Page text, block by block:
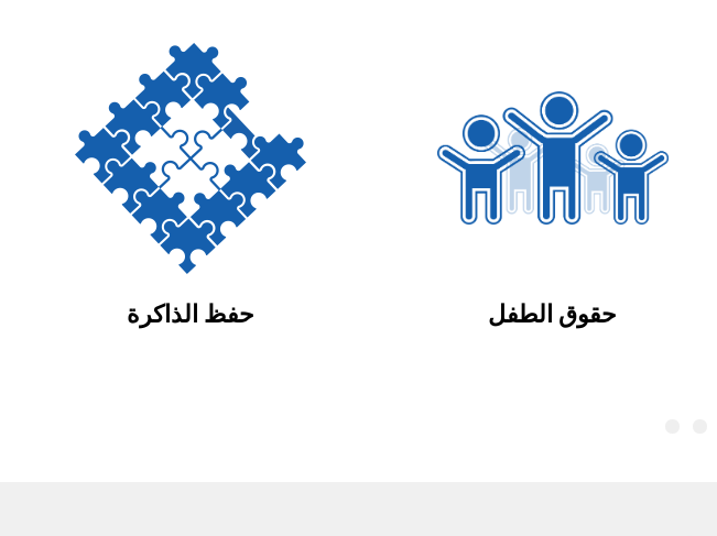
حقوق الطفل حفظ الذاكرة